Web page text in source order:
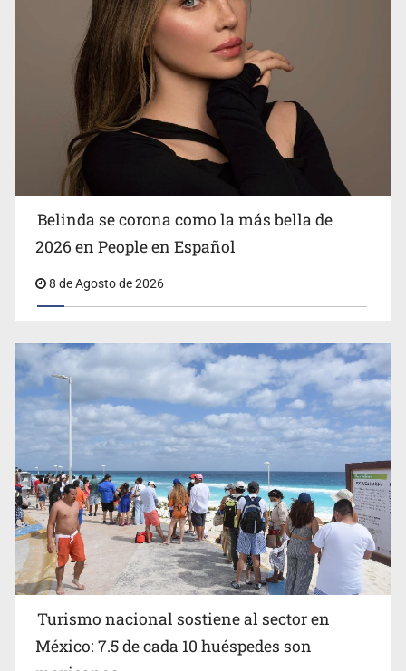
Ciclosporiasis no representa un riesgo epidemiológico
masivo
EU reanudará este sábado inspecciones de aguacate en
Michoacán
Belinda se corona como la más bella de 2026 en People
Belinda se corona como la más bella de
2026 en People en Español
8 de Agosto de 2026
Turismo nacional sostiene al sector en
México: 7.5 de cada 10 huéspedes son